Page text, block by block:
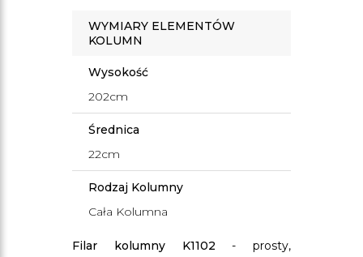
WYMIARY ELEMENTÓW
KOLUMN
Wysokość
202cm
Średnica
22cm
Rodzaj Kolumny
Cała Kolumna
Filar kolumny K1102 - prosty,